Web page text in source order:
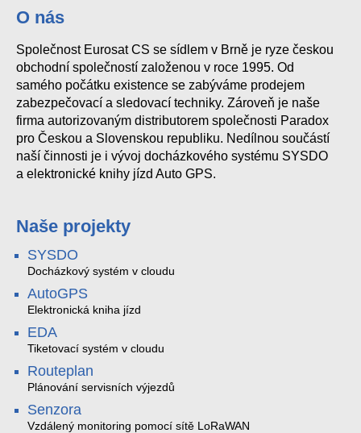
O nás
Společnost Eurosat CS se sídlem v Brně je ryze českou
obchodní společností založenou v roce 1995. Od
samého počátku existence se zabýváme prodejem
zabezpečovací a sledovací techniky. Zároveň je naše
firma autorizovaným distributorem společnosti Paradox
pro Českou a Slovenskou republiku. Nedílnou součástí
naší činnosti je i vývoj docházkového systému SYSDO
a elektronické knihy jízd Auto GPS.
Naše projekty
SYSDO
Docházkový systém v cloudu
AutoGPS
Elektronická kniha jízd
EDA
Tiketovací systém v cloudu
Routeplan
Plánování servisních výjezdů
Senzora
Vzdálený monitoring pomocí sítě LoRaWAN